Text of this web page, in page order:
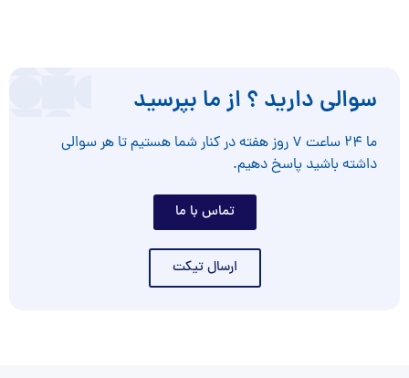
سوالی دارید ؟ از ما بپرسید
ما ۲۴ ساعت ۷ روز هفته در کنار شما هستیم تا هر سوالی
داشته باشید پاسخ دهیم.
تماس با ما
ارسال تیکت